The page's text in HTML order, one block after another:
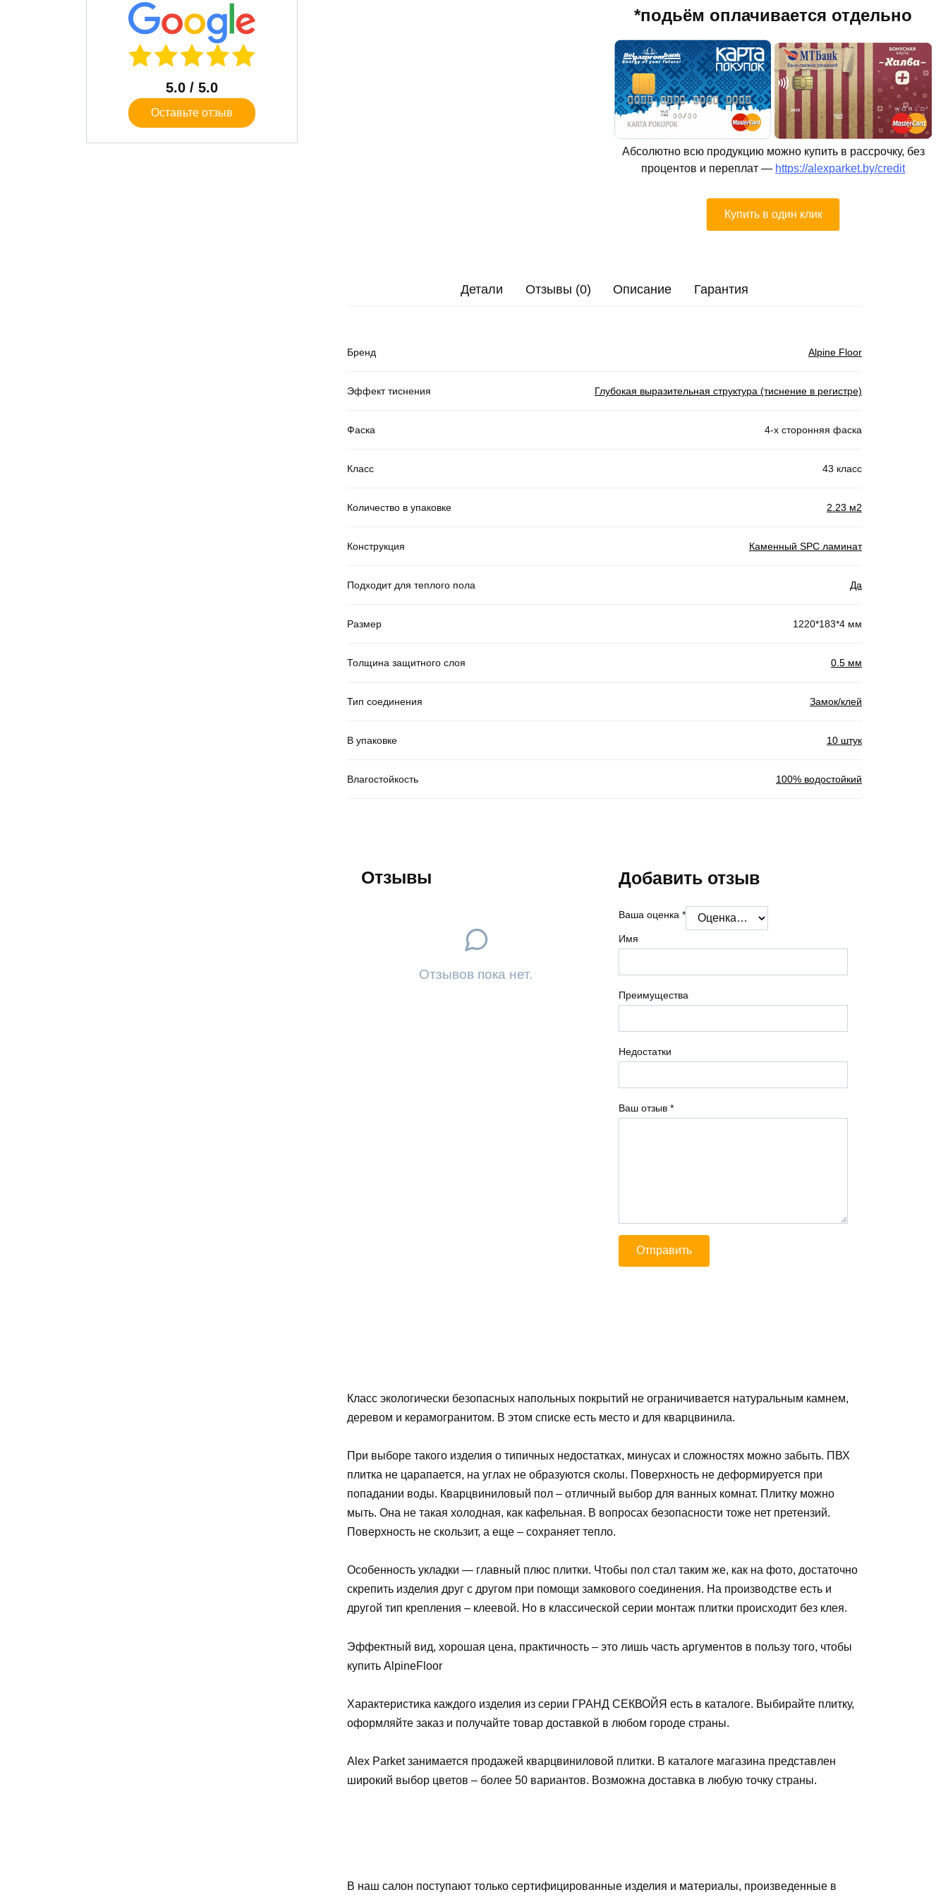
*подьём оплачивается отдельно
Абсолютно всю продукцию можно купить в рассрочку, без
процентов и переплат — https://alexparket.by/credit
Купить в один клик
Детали Отзывы (0) Описание Гарантия
Бренд Alpine Floor
Эффект тиснения Глубокая выразительная структура (тиснение в регистре)
Фаска 4-х сторонняя фаска
Класс 43 класс
Количество в упаковке 2.23 м2
Конструкция Каменный SPC ламинат
Подходит для теплого пола Да
Размер 1220*183*4 мм
Толщина защитного слоя 0.5 мм
Тип соединения Замок/клей
В упаковке 10 штук
Влагостойкость 100% водостойкий
Отзывы
Отзывов пока нет.
Добавить отзыв
Ваша оценка *
Ваш отзыв *
Имя
Преимущества
Недостатки
Класс экологически безопасных напольных покрытий не ограничивается натуральным камнем,
деревом и керамогранитом. В этом списке есть место и для кварцвинила.
При выборе такого изделия о типичных недостатках, минусах и сложностях можно забыть. ПВХ
плитка не царапается, на углах не образуются сколы. Поверхность не деформируется при
попадании воды. Кварцвиниловый пол – отличный выбор для ванных комнат. Плитку можно
мыть. Она не такая холодная, как кафельная. В вопросах безопасности тоже нет претензий.
Поверхность не скользит, а еще – сохраняет тепло.
Особенность укладки — главный плюс плитки. Чтобы пол стал таким же, как на фото, достаточно
скрепить изделия друг с другом при помощи замкового соединения. На производстве есть и
другой тип крепления – клеевой. Но в классической серии монтаж плитки происходит без клея.
Эффектный вид, хорошая цена, практичность – это лишь часть аргументов в пользу того, чтобы
купить AlpineFloor
Характеристика каждого изделия из серии ГРАНД СЕКВОЙЯ есть в каталоге. Выбирайте плитку,
оформляйте заказ и получайте товар доставкой в любом городе страны.
Alex Parket занимается продажей кварцвиниловой плитки. В каталоге магазина представлен
широкий выбор цветов – более 50 вариантов. Возможна доставка в любую точку страны.
В наш салон поступают только сертифицированные изделия и материалы, произведенные в
5.0 / 5.0
Оставьте отзыв